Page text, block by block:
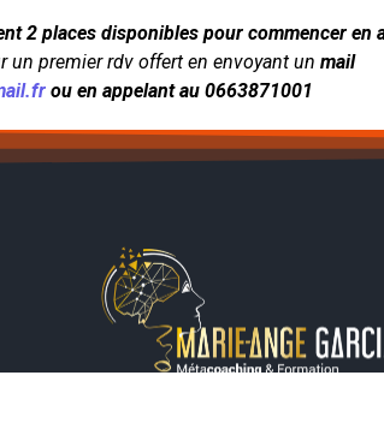
2 places disponibles pour commencer en
un premier rdv offert en envoyant un mail
ou en appelant au 0663871001